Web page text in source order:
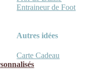
Entraineur de Foot
Autres idées
Carte Cadeau